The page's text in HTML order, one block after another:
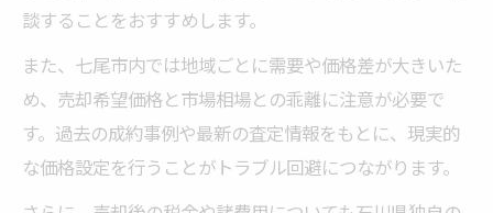
談することをおすすめします。
また、七尾市内では地域ごとに需要や価格差が大きいた
め、売却希望価格と市場相場との乖離に注意が必要で
す。過去の成約事例や最新の査定情報をもとに、現実的
な価格設定を行うことがトラブル回避につながります。